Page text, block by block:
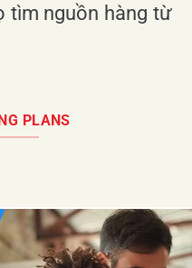
tìm nguồn hàng từ
PLANS